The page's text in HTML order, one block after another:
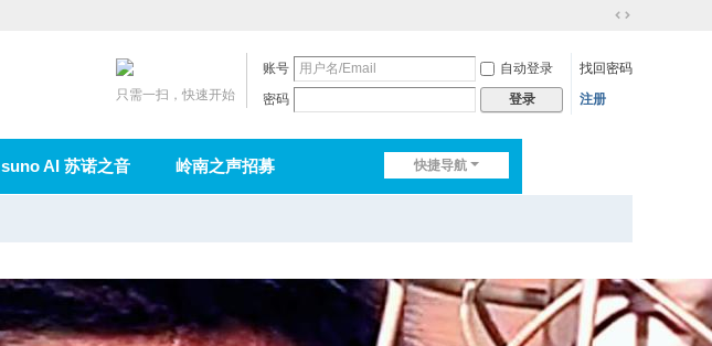
到
账号 自动登录
找回密码
密码
登录 注册
只需一扫，快速开始
快捷导航
suno AI 苏诺之音 岭南之声招募